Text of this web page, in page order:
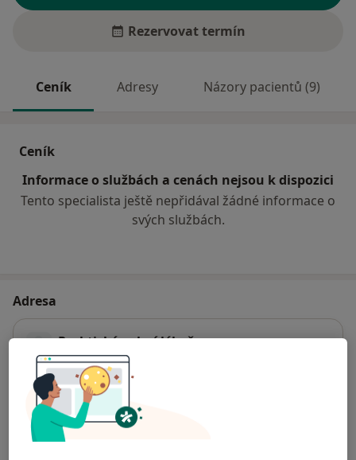
Rezervovat termín
Ceník Adresy Názory pacientů (9)
Ceník
Informace o službách a cenách nejsou k dispozici
Tento specialista ještě nepřidával žádné informace o
svých službách.
Adresa
Praktický zubní lékař
Jirsíkova I/36,
Přiblížit mapu